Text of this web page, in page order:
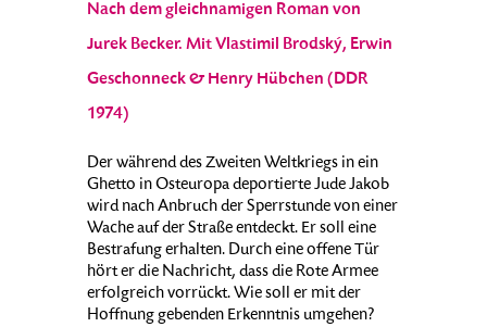
Nach dem gleichnamigen Roman von
Jurek Becker. Mit Vlastimil Brodský, Erwin
Geschonneck & Henry Hübchen (DDR
1974)
Der während des Zweiten Weltkriegs in ein
Ghetto in Osteuropa deportierte Jude Jakob
wird nach Anbruch der Sperrstunde von einer
Wache auf der Straße entdeckt. Er soll eine
Bestrafung erhalten. Durch eine offene Tür
hört er die Nachricht, dass die Rote Armee
erfolgreich vorrückt. Wie soll er mit der
Hoffnung gebenden Erkenntnis umgehen?